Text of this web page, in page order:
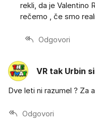
rekli, da je Valentino
rečemo , če smo
Odgovori
VR tak Urbin
Dve leti ni razumel ? Za
Odgovori